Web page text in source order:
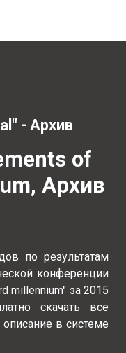
- Архив
of
Архив
по результатам
конференции
millennium" за 2015
скачать все
в системе